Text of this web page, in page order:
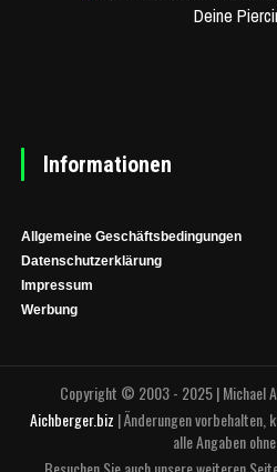
Informationen
Allgemeine Geschäftsbedingungen
Datenschutzerklärung
Impressum
Werbung
Copyright © 2003 - 2025 | Michael
Aichberger.biz | Änderungen vorbehalten,
alle Angaben